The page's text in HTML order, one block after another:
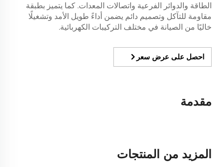
الطاقة والدوائر الفرعية واتصالات المعدات. كما يتميز بطبقة
مقاومة للتآكل وتصميم دائم يضمن أداءً طويل الأمد وتشغيلًا
خاليًا من الصيانة في مختلف التركيبات الكهربائية.
احصل على عرض سعر
مقدمة
المزيد من المنتجات